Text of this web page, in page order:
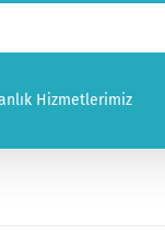
Hizmetlerimiz